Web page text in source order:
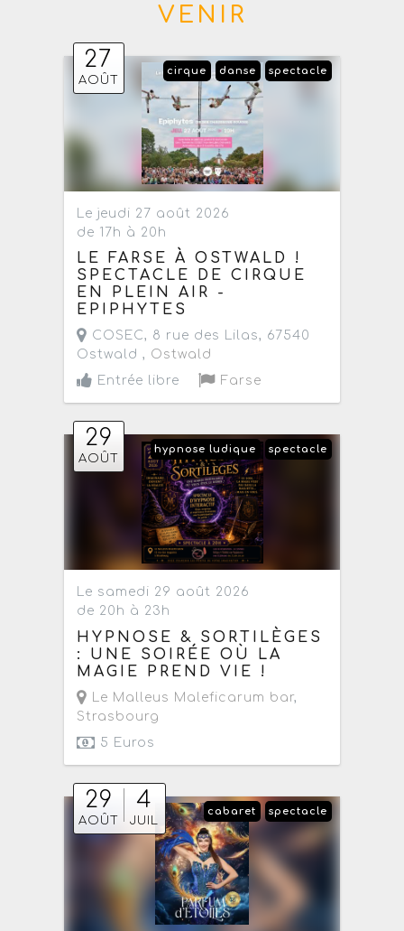
VENIR
27
AOÛT
spectacle
danse
cirque
Le jeudi 27 août 2026
de 17h à 20h
LE FARSE À OSTWALD !
SPECTACLE DE CIRQUE
EN PLEIN AIR -
EPIPHYTES
COSEC, 8 rue des Lilas, 67540
Ostwald , Ostwald
Entrée libre
Farse
29
AOÛT
spectacle
hypnose ludique
Le samedi 29 août 2026
de 20h à 23h
HYPNOSE & SORTILÈGES
: UNE SOIRÉE OÙ LA
MAGIE PREND VIE !
Le Malleus Maleficarum bar,
Strasbourg
5 Euros
29
AOÛT
4
JUIL
spectacle
cabaret